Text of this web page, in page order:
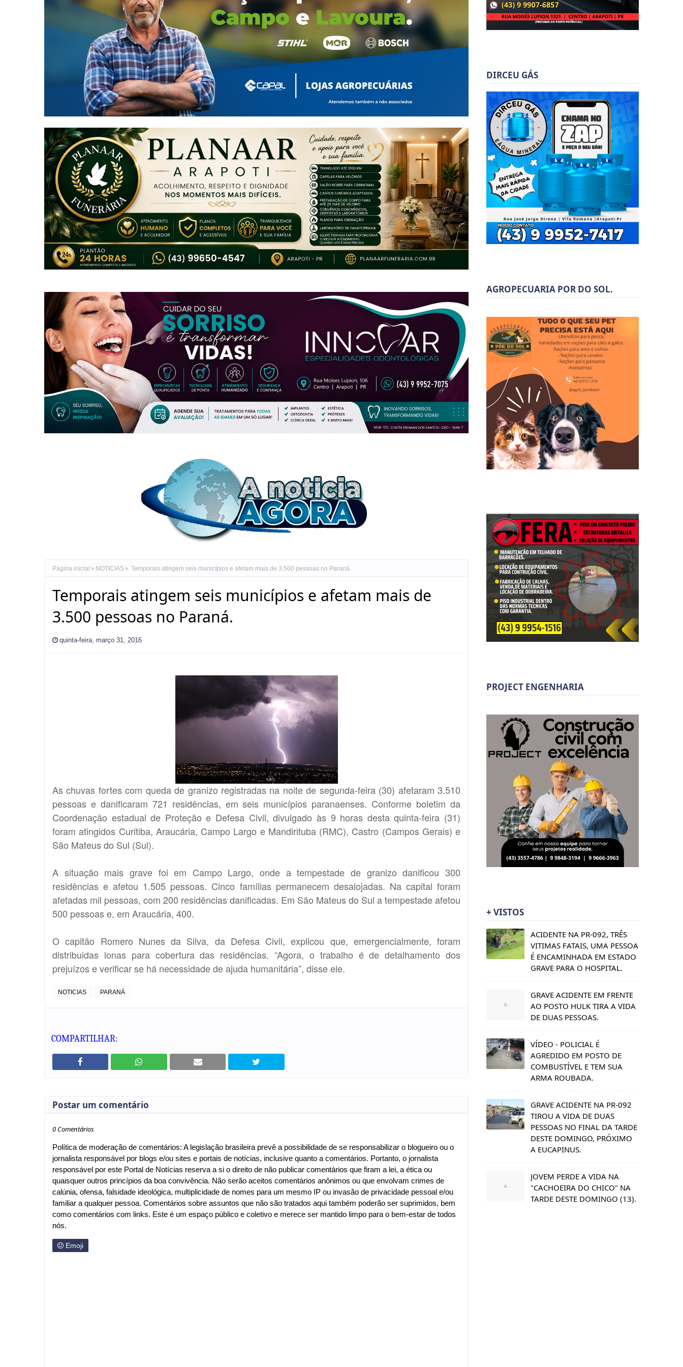
Página inicial NOTICIAS Temporais atingem seis municípios e afetam mais de 3.500 pessoas no Paraná.
Temporais atingem seis municípios e afetam mais de
3.500 pessoas no Paraná.
quinta-feira, março 31, 2016
As chuvas fortes com queda de granizo registradas na noite de segunda-feira (30) afetaram 3.510
pessoas e danificaram 721 residências, em seis municípios paranaenses. Conforme boletim da
Coordenação estadual de Proteção e Defesa Civil, divulgado às 9 horas desta quinta-feira (31)
foram atingidos Curitiba, Araucária, Campo Largo e Mandirituba (RMC), Castro (Campos Gerais) e
São Mateus do Sul (Sul).
A situação mais grave foi em Campo Largo, onde a tempestade de granizo danificou 300
residências e afetou 1.505 pessoas. Cinco famílias permanecem desalojadas. Na capital foram
afetadas mil pessoas, com 200 residências danificadas. Em São Mateus do Sul a tempestade afetou
500 pessoas e, em Araucária, 400.
O capitão Romero Nunes da Silva, da Defesa Civil, explicou que, emergencialmente, foram
distribuidas lonas para cobertura das residências. “Agora, o trabalho é de detalhamento dos
prejuízos e verificar se há necessidade de ajuda humanitária”, disse ele.
NOTICIAS PARANÁ
COMPARTILHAR:
Postar um comentário
0 Comentários
Política de moderação de comentários: A legislação brasileira prevê a possibilidade de se responsabilizar o blogueiro ou o
jornalista responsável por blogs e/ou sites e portais de notícias, inclusive quanto a comentários. Portanto, o jornalista
responsável por este Portal de Notícias reserva a si o direito de não publicar comentários que firam a lei, a ética ou
quaisquer outros princípios da boa convivência. Não serão aceitos comentários anônimos ou que envolvam crimes de
calúnia, ofensa, falsidade ideológica, multiplicidade de nomes para um mesmo IP ou invasão de privacidade pessoal e/ou
familiar a qualquer pessoa. Comentários sobre assuntos que não são tratados aqui também poderão ser suprimidos, bem
como comentários com links. Este é um espaço público e coletivo e merece ser mantido limpo para o bem-estar de todos
nós.
Emoji
DIRCEU GÁS
AGROPECUARIA POR DO SOL.
PROJECT ENGENHARIA
+ VISTOS
ACIDENTE NA PR-092, TRÊS
VITIMAS FATAIS, UMA PESSOA
É ENCAMINHADA EM ESTADO
GRAVE PARA O HOSPITAL.
GRAVE ACIDENTE EM FRENTE
AO POSTO HULK TIRA A VIDA
DE DUAS PESSOAS.
VÍDEO - POLICIAL É
AGREDIDO EM POSTO DE
COMBUSTÍVEL E TEM SUA
ARMA ROUBADA.
GRAVE ACIDENTE NA PR-092
TIROU A VIDA DE DUAS
PESSOAS NO FINAL DA TARDE
DESTE DOMINGO, PRÓXIMO
A EUCAPINUS.
JOVEM PERDE A VIDA NA
"CACHOEIRA DO CHICO" NA
TARDE DESTE DOMINGO (13).